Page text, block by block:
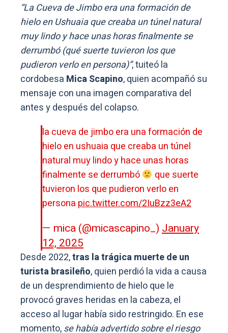
“La Cueva de Jimbo era una formación de
hielo en Ushuaia que creaba un túnel natural
muy lindo y hace unas horas finalmente se
derrumbó (qué suerte tuvieron los que
pudieron verlo en persona)”, tuiteó la
cordobesa Mica Scapino, quien acompañó su
mensaje con una imagen comparativa del
antes y después del colapso.
la cueva de jimbo era una formación de
hielo en ushuaia que creaba un túnel
natural muy lindo y hace unas horas
finalmente se derrumbó
que suerte
tuvieron los que pudieron verlo en
persona pic.twitter.com/2IuBzz3eA2
— mica (@micascapino_) January
12, 2025
Desde 2022,tras la trágica muerte de un
turista brasileño, quien perdió la vida a causa
de un desprendimiento de hielo que le
provocó graves heridas en la cabeza, el
acceso al lugar había sido restringido. En ese
momento,se había advertido sobre el riesgo